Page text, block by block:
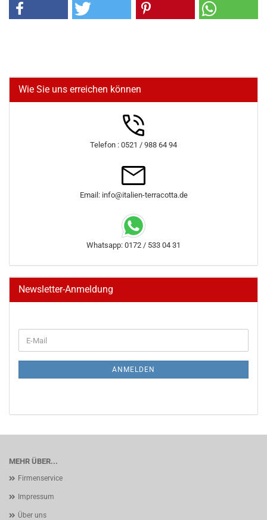
Wie Sie uns erreichen können
Telefon : 0521 / 988 64 94
Email: info@italien-terracotta.de
Whatsapp: 0172 / 533 04 31
Newsletter-Anmeldung
ZUR
E-
Mail
ANMELDEN
MEHR ÜBER...
Firmenservice
Impressum
Über uns